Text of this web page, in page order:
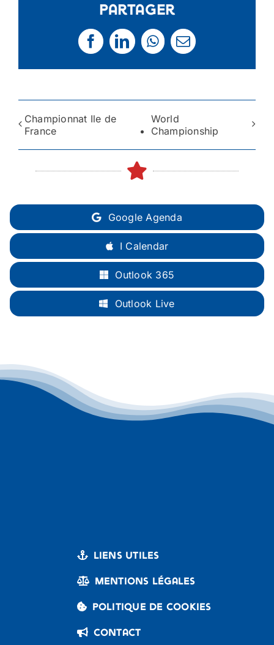
Partager
FacebookLinkedInWhatsApp
Email
Championnat Ile de
France
World
Championship
Google Agenda
I Calendar
Outlook 365
Outlook Live
Liens utiles
Mentions légales
Politique de cookies
Contact